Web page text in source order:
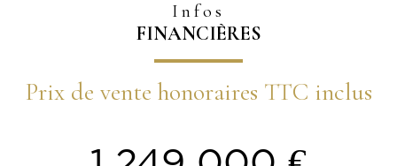
Infos
FINANCIÈRES
Prix de vente honoraires TTC inclus